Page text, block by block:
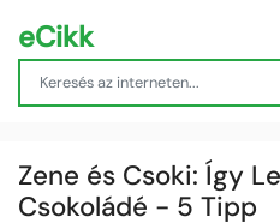
eCikk
Zene és Csoki: Így
Csokoládé - 5 Tipp